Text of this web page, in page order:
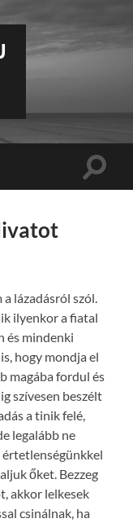
Toggle
lázadásról szól.
ilyenkor a fiatal
és mindenki
hogy mondja el
magába fordul és
szívesen beszélt
a tinik felé,
legalább ne
értetlenségünkkel
őket. Bezzeg
akkor lelkesek
csinálnak, ha